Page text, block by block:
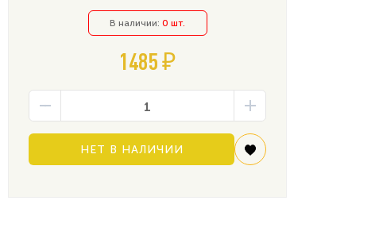
В наличии:0 шт.
1485 ₽
НЕТ В НАЛИЧИИ